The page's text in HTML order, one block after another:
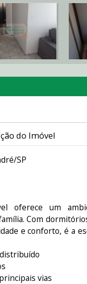
do Imóvel
SP
oferece um
Com
e conforto, é a
vias